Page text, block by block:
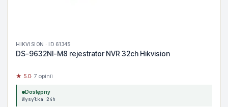
HIKVISION · ID 61345
DS-9632NI-M8 rejestrator NVR 32ch Hikvision
★ 5.0· 7 opinii
Dostępny
Wysyłka 24h